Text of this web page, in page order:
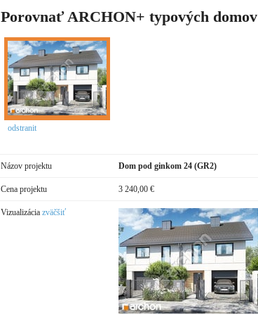
Porovnať ARCHON+ typových domov
odstranit
Názov projektu Dom pod ginkom 24 (GR2)
Cena projektu 3 240,00 €
Vizualizácia zväčšiť